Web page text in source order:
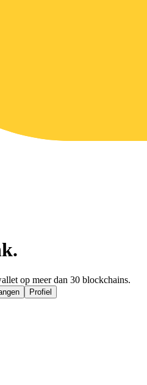
.
op meer dan 30 blockchains.
Profiel